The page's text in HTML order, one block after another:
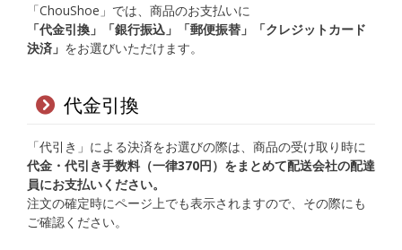
「ChouShoe」では、商品のお支払いに
「代金引換」「銀行振込」「郵便振替」「クレジットカード
決済」 をお選びいただけます。
代金引換
「代引き」による決済をお選びの際は、商品の受け取り時に
代金・代引き手数料（一律370円）をまとめて配送会社の配達
員にお支払いください。
注文の確定時にページ上でも表示されますので、その際にも
ご確認ください。